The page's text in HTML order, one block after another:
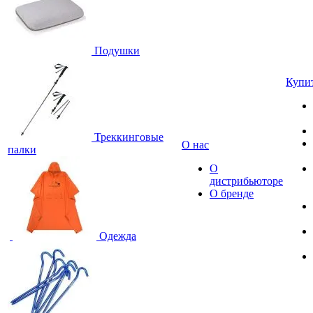
Подушки
Треккинговые
палки
Одежда
О нас
О
дистрибьюторе
О бренде